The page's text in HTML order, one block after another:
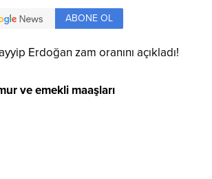
ABONE OL
Erdoğan zam oranını açıkladı!
ve emekli maaşları